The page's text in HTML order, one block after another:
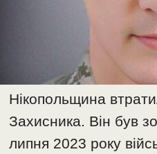
Нікопольщина
Захисника. Він був
липня 2023 року